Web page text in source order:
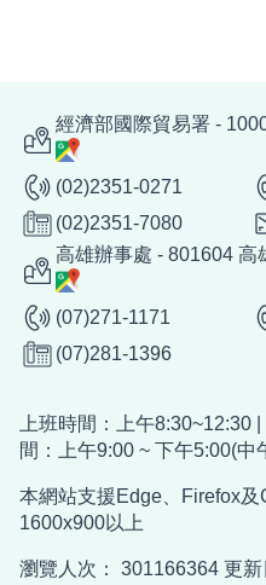
經濟部國際貿易署 -
(02)2351-0271
(02)2351-7080
高雄辦事處 - 801604
(07)271-1171
(07)281-1396
上班時間：上午8:30~12:30
間：上午9:00 ~ 下午5:00(中
本網站支援Edge、Firefox
1600x900以上
瀏覽人次： 301166364 更新